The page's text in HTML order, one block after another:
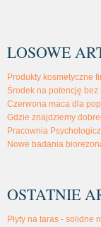
LOSOWE
Produkty kosmetyczne
Środek na potencję bez
Czerwona maca dla
Gdzie znajdziemy
Pracownia
Nowe badania
OSTATNIE
Płyty na taras - solidne